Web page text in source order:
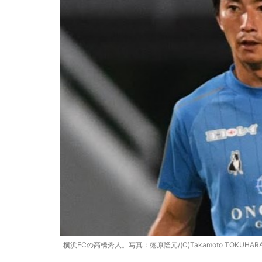
横浜FCの高橋秀人。写真：徳原隆元/(C)Takamoto